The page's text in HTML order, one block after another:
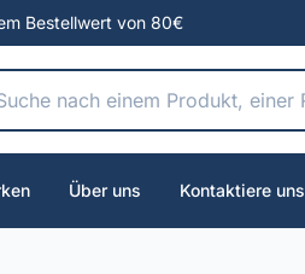
Bestellwert von 80€
Über uns Kontaktiere uns